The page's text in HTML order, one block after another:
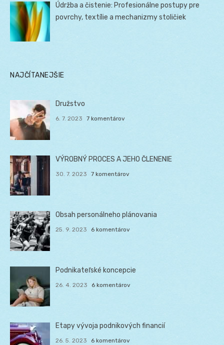
Údržba a čistenie: Profesionálne postupy pre
povrchy, textílie a mechanizmy stoličiek
NAJČÍTANEJŠIE
Družstvo
6. 7. 2023 7 komentárov
VÝROBNÝ PROCES A JEHO ČLENENIE
30. 7. 2023 7 komentárov
Obsah personálneho plánovania
25. 9. 2023 6 komentárov
Podnikateľské koncepcie
26. 4. 2023 6 komentárov
Etapy vývoja podnikových financií
26. 5. 2023 6 komentárov